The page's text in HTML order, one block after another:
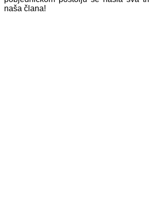
naša člana!